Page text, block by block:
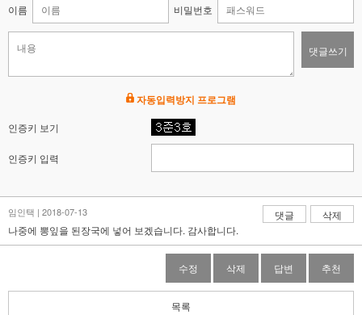
이름 비밀번호
댓글쓰기
자동입력방지 프로그램
인증키 보기
인증키 입력
임인택 | 2018-07-13 삭제
댓글
나중에 뽕잎을 된장국에 넣어 보겠습니다. 감사합니다.
수정 삭제 답변 추천
목록